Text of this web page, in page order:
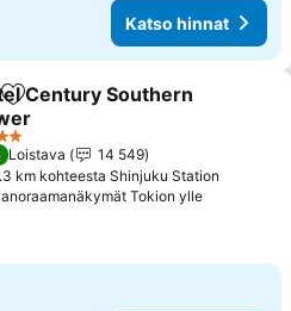
Katso hinnat
Lisää suosikkeihin
Century Southern
hinnat
Loistava
14 549
km kohteesta Shinjuku Station
Tokion ylleKatso